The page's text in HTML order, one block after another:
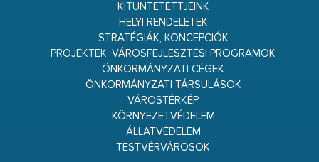
KITÜNTETETTJEINK
HELYI RENDELETEK
STRATÉGIÁK, KONCEPCIÓK
PROJEKTEK, VÁROSFEJLESZTÉSI PROGRAMOK
ÖNKORMÁNYZATI CÉGEK
ÖNKORMÁNYZATI TÁRSULÁSOK
VÁROSTÉRKÉP
KÖRNYEZETVÉDELEM
ÁLLATVÉDELEM
TESTVÉRVÁROSOK